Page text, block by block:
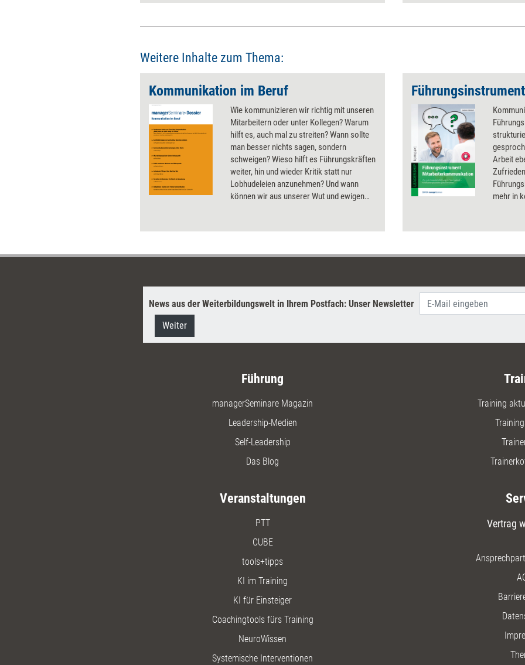
Weitere Inhalte zum Thema:
Kommunikation im Beruf
Wie kommunizieren wir richtig mit unseren
Mitarbeitern oder unter Kollegen? Warum
hilft es, auch mal zu streiten? Wann sollte
man besser nichts sagen, sondern
schweigen? Wieso hilft es Führungskräften
weiter, hin und wieder Kritik statt nur
Lobhudeleien anzunehmen? Und wann
können wir aus unserer Wut und ewigen
und Erfolgsmuster zum Thema
Arbeit
mehr in
noch
News aus der Weiterbildungswelt in Ihrem Postfach: Unser Newsletter
Weiter
Führung
managerSeminare Magazin
Leadership-Medien
Self-Leadership
Das Blog
Training
Veranstaltungen
PTT
CUBE
tools+tipps
KI im Training
KI für Einsteiger
Coachingtools fürs Training
NeuroWissen
Systemische Interventionen
Vertrag